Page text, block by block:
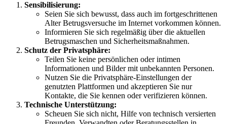
Sensibilisierung:
Seien Sie sich bewusst, dass auch im fortgeschrittenen
Alter Betrugsversuche im Internet vorkommen können.
Informieren Sie sich regelmäßig über die aktuellen
Betrugsmaschen und Sicherheitsmaßnahmen.
Schutz der Privatsphäre:
Teilen Sie keine persönlichen oder intimen
Informationen und Bilder mit unbekannten Personen.
Nutzen Sie die Privatsphäre-Einstellungen der
genutzten Plattformen und akzeptieren Sie nur
Kontakte, die Sie kennen oder verifizieren können.
Technische Unterstützung:
Scheuen Sie sich nicht, Hilfe von technisch versierten